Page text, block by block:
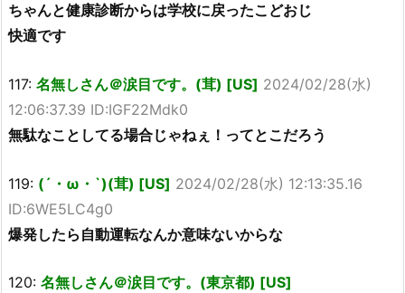
ちゃんと健康診断からは学校に戻ったこどおじ
快適です
117: 名無しさん＠涙目です。(茸) [US] 2024/02/28(水)
12:06:37.39 ID:IGF22Mdk0
無駄なことしてる場合じゃねぇ！ってとこだろう
119: (´・ω・`)(茸) [US] 2024/02/28(水) 12:13:35.16
ID:6WE5LC4g0
爆発したら自動運転なんか意味ないからな
120: 名無しさん＠涙目です。(東京都) [US]